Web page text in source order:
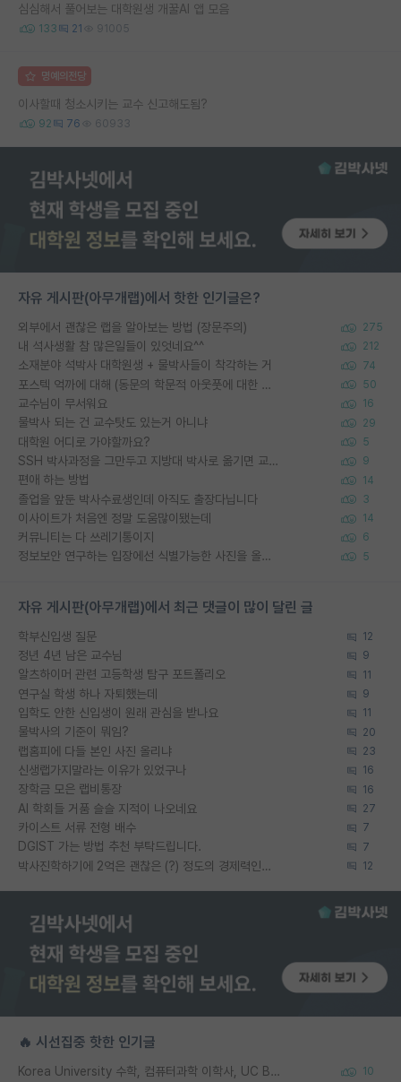
심심해서 풀어보는 대학원생 개꿀AI 앱 모음
133 21 91005
명예의전당
이사할때 청소시키는 교수 신고해도됨?
92 76 60933
자유 게시판(아무개랩)에서 핫한 인기글은?
외부에서 괜찮은 랩을 알아보는 방법 (장문주의) 275
내 석사생활 참 많은일들이 있엇네요^^ 212
소재분야 석박사 대학원생 + 물박사들이 착각하는 거 74
포스텍 억까에 대해 (동문의 학문적 아웃풋에 대한 반박) 50
교수님이 무서워요 16
물박사 되는 건 교수탓도 있는거 아니냐 29
대학원 어디로 가야할까요? 5
SSH 박사과정을 그만두고 지방대 박사로 옮기면 교수의 꿈은 끝일까요? 9
편애 하는 방법 14
졸업을 앞둔 박사수료생인데 아직도 출장다닙니다 3
이사이트가 처음엔 정말 도움많이됐는데 14
커뮤니티는 다 쓰레기통이지 6
정보보안 연구하는 입장에선 식별가능한 사진을 올리는건 비추이긴함 5
자유 게시판(아무개랩)에서 최근 댓글이 많이 달린 글
학부신입생 질문 12
정년 4년 남은 교수님 9
알츠하이머 관련 고등학생 탐구 포트폴리오 11
연구실 학생 하나 자퇴했는데 9
입학도 안한 신입생이 원래 관심을 받나요 11
물박사의 기준이 뭐임? 20
랩홈피에 다들 본인 사진 올리냐 23
신생랩가지말라는 이유가 있었구나 16
장학금 모은 랩비통장 16
AI 학회들 거품 슬슬 지적이 나오네요 27
카이스트 서류 전형 배수 7
DGIST 가는 방법 추천 부탁드립니다. 7
박사진학하기에 2억은 괜찮은 (?) 정도의 경제력인가요 12
🔥 시선집중 핫한 인기글
Korea University 수학, 컴퓨터과학 이학사, UC Berkeley 산업공학 대학원 공학박사가 되는 것은 쉽지 않겠죠? 10